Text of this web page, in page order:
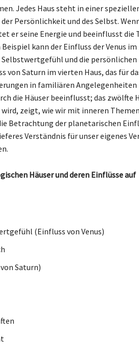
Jedes Haus steht in einer
Persönlichkeit und des Selbst.
er seine Energie und beeinflusst die
kann der Einfluss der Venus
und die persönlichen
von Saturn im vierten Haus, das für
in familiären Angelegenheiten
die Häuser beeinflusst; das zwölfte
zeigt, wie wir mit inneren
Betrachtung der planetarischen
Verständnis für unser eigenes
Häuser und deren Einflüsse auf
(Einfluss von Venus)
Saturn)